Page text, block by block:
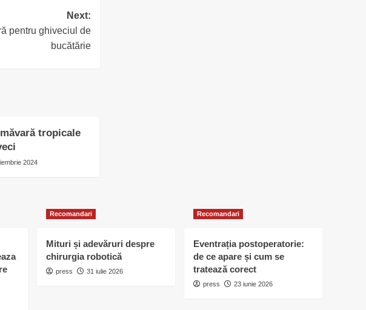
Next:
pentru ghiveciul de
bucătărie
tropicale
2024
Recomandari
Mituri și adevăruri despre
chirurgia robotică
press 31 iulie 2026
Recomandari
Eventrația postoperatorie:
de ce apare și cum se
tratează corect
press 23 iunie 2026